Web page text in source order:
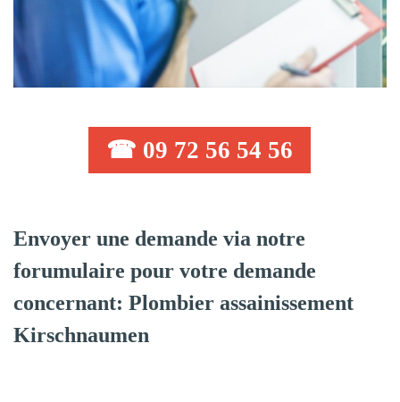
☎ 09 72 56 54 56
Envoyer une demande via notre
forumulaire pour votre demande
concernant: Plombier assainissement
Kirschnaumen